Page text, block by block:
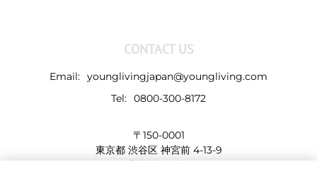
CONTACT US
Email: younglivingjapan@youngliving.com
Tel: 0800-300-8172
〒150-0001
東京都 渋谷区 神宮前 4-13-9
表参道LHビル